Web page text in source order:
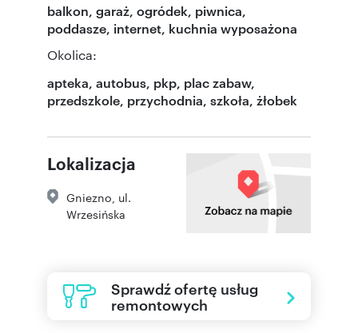
balkon, garaż, ogródek, piwnica,
poddasze, internet, kuchnia wyposażona
Okolica:
apteka, autobus, pkp, plac zabaw,
przedszkole, przychodnia, szkoła, żłobek
Lokalizacja
Gniezno ul.
Wrzesińska
Sprawdź ofertę usług
remontowych